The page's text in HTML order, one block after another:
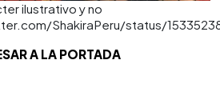
ilustrativo y no
ShakiraPeru/status/
A LA PORTADA